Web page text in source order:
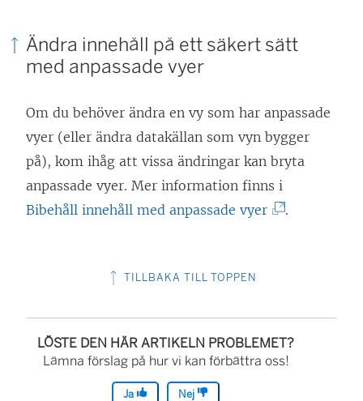
Ändra innehåll på ett säkert sätt
med anpassade vyer
Om du behöver ändra en vy som har anpassade
vyer (eller ändra datakällan som vyn bygger
på), kom ihåg att vissa ändringar kan bryta
anpassade vyer. Mer information finns i
Bibehåll innehåll med anpassade vyer(
n
.
TILLBAKA TILL TOPPEN
LÖSTE DEN HÄR ARTIKELN PROBLEMET?
Lämna förslag på hur vi kan förbättra oss!
Ja Nej